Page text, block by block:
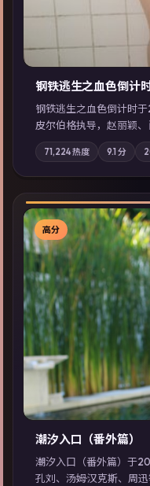
钢铁逃生之血色倒计
钢铁逃生之血色倒计时
皮尔伯格执导，赵丽颖
叙事主轴，失踪人口档
地域气质；站内亦可通
展检索同类型高分佳作
71,224热度 9.1 分
高分
潮汐入口（番外篇）
潮汐入口（番外篇）于
孔刘、汤姆·汉克斯、周